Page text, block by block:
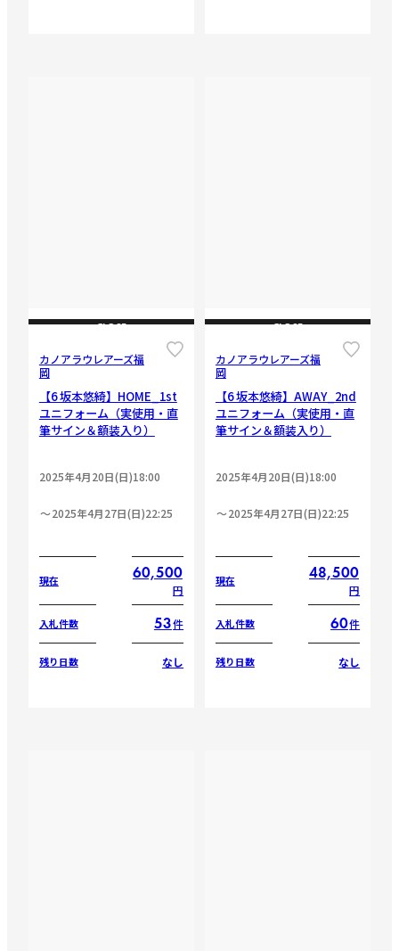
CLOSE
カノアラウレアーズ福
岡
【6 坂本悠綺】HOME_1st
ユニフォーム（実使用・直
筆サイン＆額装入り）
2025年4月20日(日)18:00
2025年4月27日(日)22:25
現在 60,500
円
入札件数 53件
残り日数 なし
CLOSE
カノアラウレアーズ福
岡
【6 坂本悠綺】AWAY_2nd
ユニフォーム（実使用・直
筆サイン＆額装入り）
2025年4月20日(日)18:00
2025年4月27日(日)22:25
現在 48,500
円
入札件数 60件
残り日数 なし